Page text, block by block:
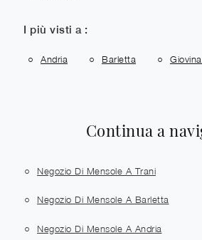
I più visti a :
Andria Barletta
Continua a
Negozio Di Mensole A Trani
Negozio Di Mensole A Barletta
Negozio Di Mensole A Andria